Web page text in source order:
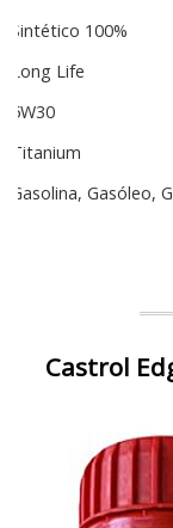
Sintético 100%
Long Life
5W30
Titanium
Gasolina, Gasóleo,
Castrol